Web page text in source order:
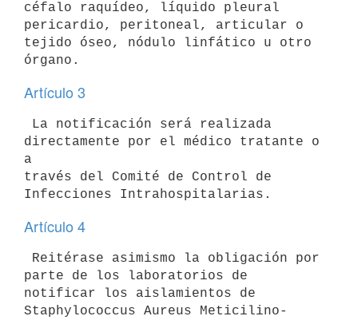
céfalo raquídeo, líquido pleural
pericardio, peritoneal, articular o
tejido óseo, nódulo linfático u otro
Artículo 3
directamente por el médico tratante o
a
través del Comité de Control de
Artículo 4
parte de los laboratorios de
notificar los aislamientos de
Staphylococcus Aureus Meticilino-